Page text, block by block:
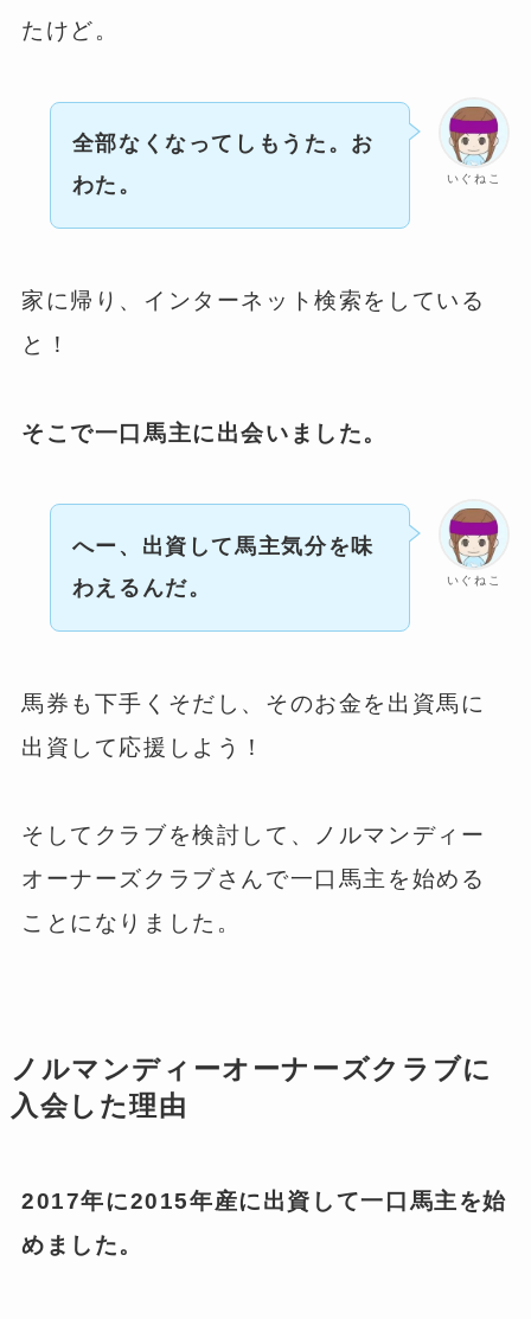
たけど。
いぐねこ
全部なくなってしもうた。お
わた。
家に帰り、インターネット検索をしている
と！
そこで一口馬主に出会いました。
いぐねこ
へー、出資して馬主気分を味
わえるんだ。
馬券も下手くそだし、そのお金を出資馬に
出資して応援しよう！
そしてクラブを検討して、ノルマンディー
オーナーズクラブさんで一口馬主を始める
ことになりました。
ノルマンディーオーナーズクラブに
入会した理由
2017年に2015年産に出資して一口馬主を始
めました。